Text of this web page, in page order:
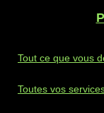
Tout ce que vous
Toutes vos services